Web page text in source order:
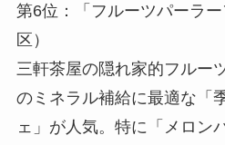
第6位：「フルーツパーラ
区）
三軒茶屋の隠れ家的フルー
のミネラル補給に最適な「
ェ」が人気。特に「メロン